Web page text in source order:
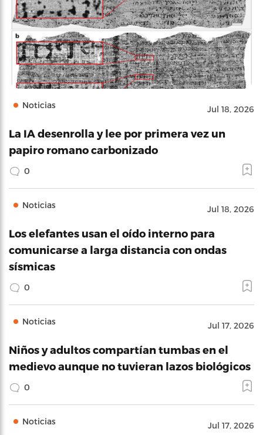
Noticias Jul 18, 2026
La IA desenrolla y lee por primera vez un
papiro romano carbonizado
0
Noticias Jul 18, 2026
Los elefantes usan el oído interno para
comunicarse a larga distancia con ondas
sísmicas
0
Noticias Jul 17, 2026
Niños y adultos compartían tumbas en el
medievo aunque no tuvieran lazos biológicos
0
Noticias Jul 17, 2026